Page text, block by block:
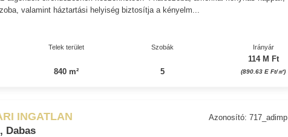
valamint háztartási helyiség biztosítja a kényelm...
Telek terület
840 m²
Szobák
5
Irányár
114 M Ft
(890.63 E Ft/㎡)
INGATLAN
Dabas
Azonosító: 717_adimp